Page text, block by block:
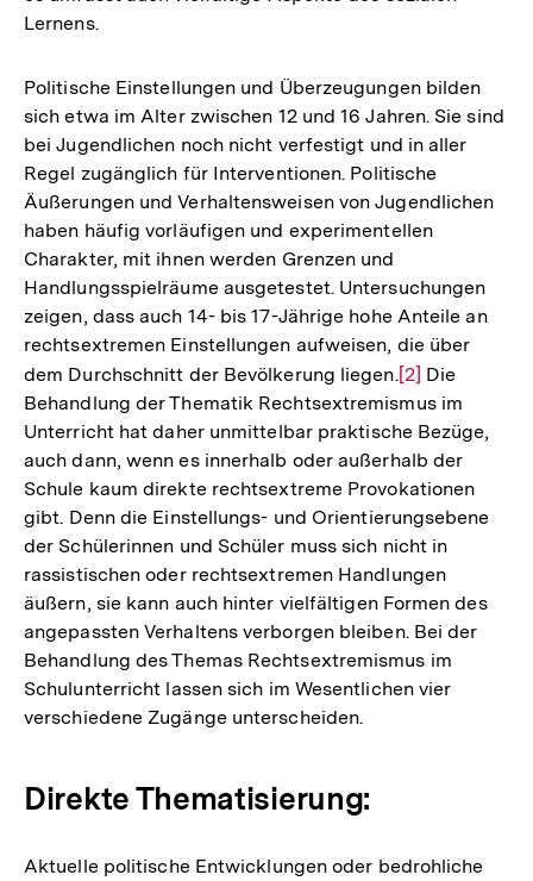
Lernens.
Politische Einstellungen und Überzeugungen bilden
sich etwa im Alter zwischen 12 und 16 Jahren. Sie sind
bei Jugendlichen noch nicht verfestigt und in aller
Regel zugänglich für Interventionen. Politische
Äußerungen und Verhaltensweisen von Jugendlichen
haben häufig vorläufigen und experimentellen
Charakter, mit ihnen werden Grenzen und
Handlungsspielräume ausgetestet. Untersuchungen
zeigen, dass auch 14- bis 17-Jährige hohe Anteile an
rechtsextremen Einstellungen aufweisen, die über
dem Durchschnitt der Bevölkerung liegen.Zur
Auflösung
der
Fußnote
[2] Die
Behandlung der Thematik Rechtsextremismus im
Unterricht hat daher unmittelbar praktische Bezüge,
auch dann, wenn es innerhalb oder außerhalb der
Schule kaum direkte rechtsextreme Provokationen
gibt. Denn die Einstellungs- und Orientierungsebene
der Schülerinnen und Schüler muss sich nicht in
rassistischen oder rechtsextremen Handlungen
äußern, sie kann auch hinter vielfältigen Formen des
angepassten Verhaltens verborgen bleiben. Bei der
Behandlung des Themas Rechtsextremismus im
Schulunterricht lassen sich im Wesentlichen vier
verschiedene Zugänge unterscheiden.
Direkte Thematisierung:
Aktuelle politische Entwicklungen oder bedrohliche